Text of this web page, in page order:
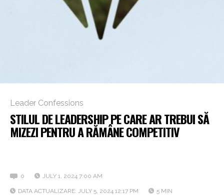
Leader Confessions
STILUL DE LEADERSHIP PE CARE AR TREBUI SĂ
MIZEZI PENTRU A RĂMÂNE COMPETITIV
0 JULY 1, 2024 7:00 AM
DATA ACTUALIZARE: JULY 5, 2024 12:17 PM 5 MIN